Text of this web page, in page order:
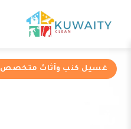
غسيل كنب وأثاث متخصص